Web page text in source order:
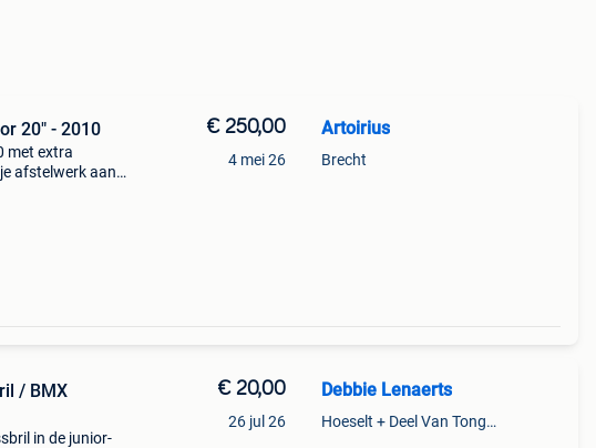
20" - 2010
met extra
afstelwerk aan
€ 250,00
4 mei 26
Artoirius
Brecht
/ BMX
in de junior-
€ 20,00
26 jul 26
Debbie Lenaerts
Hoeselt + Deel Van Tongeren